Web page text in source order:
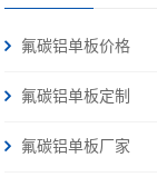
氟碳铝单板价格
氟碳铝单板定制
氟碳铝单板厂家